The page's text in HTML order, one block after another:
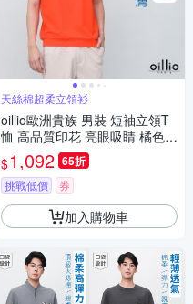
天絲棉超柔立領衫
oillio歐洲貴族 男裝 短袖立領T
恤 高品質印花 亮眼吸睛 橘色
法國品牌 有大尺碼
$1,092 65折
挑戰低價 券
加入購物車